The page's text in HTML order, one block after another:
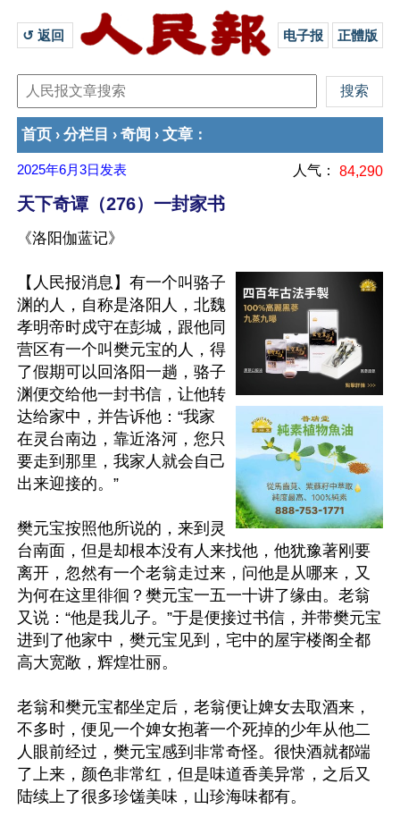
↺ 返回 电子报 正體版
首页 › 分栏目 › 奇闻 › 文章 ：
2025年6月3日 发表 人气： 84,290
天下奇谭（276）一封家书
《洛阳伽蓝记》
【人民报消息】有一个叫骆子
渊的人，自称是洛阳人，北魏
孝明帝时戍守在彭城，跟他同
营区有一个叫樊元宝的人，得
了假期可以回洛阳一趟，骆子
渊便交给他一封书信，让他转
达给家中，并告诉他：“我家
在灵台南边，靠近洛河，您只
要走到那里，我家人就会自己
出来迎接的。”
樊元宝按照他所说的，来到灵
台南面，但是却根本没有人来找他，他犹豫著刚要
离开，忽然有一个老翁走过来，问他是从哪来，又
为何在这里徘徊？樊元宝一五一十讲了缘由。老翁
又说：“他是我儿子。”于是便接过书信，并带樊元宝
进到了他家中，樊元宝见到，宅中的屋宇楼阁全都
高大宽敞，辉煌壮丽。
老翁和樊元宝都坐定后，老翁便让婢女去取酒来，
不多时，便见一个婢女抱著一个死掉的少年从他二
人眼前经过，樊元宝感到非常奇怪。很快酒就都端
了上来，颜色非常红，但是味道香美异常，之后又
陆续上了很多珍馐美味，山珍海味都有。